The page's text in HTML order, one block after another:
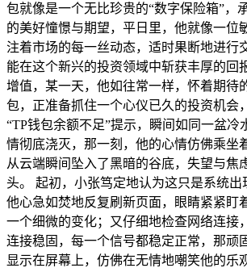
包就像是一个无比珍贵的“数字保险箱”，
的美好憧憬与期望，平日里，他就像一位
注着市场的每一丝动态，适时果断地进行
能在这个新兴的投资领域中斩获丰厚的回
增值，某一天，他如往常一样，怀着期待
包，正准备抓住一个心仪已久的投资机会
“TP钱包余额不足”提示，瞬间如同一盆冷
情彻底浇灭，那一刻，他的心情仿佛乘坐
从云端瞬间坠入了黑暗的谷底，失望与焦
头。 起初，小张笃定地认为这只是系统出
他心急如焚地反复刷新页面，眼睛紧紧盯
一个细微的变化；又仔细地检查网络连接
连接稳固，每一个信号都稳定正常，那顽
显示在屏幕上，仿佛在无情地嘲笑他的乐